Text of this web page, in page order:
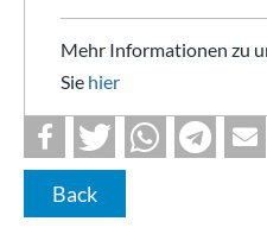
Mehr Informationen zu
Sie hier
Back